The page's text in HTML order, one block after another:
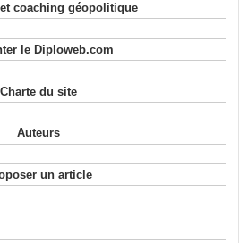
coaching géopolitique
le Diploweb.com
Charte du site
Auteurs
un article